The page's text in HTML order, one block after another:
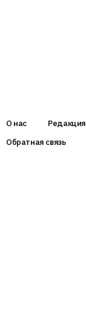
О нас Редакция
Обратная связь